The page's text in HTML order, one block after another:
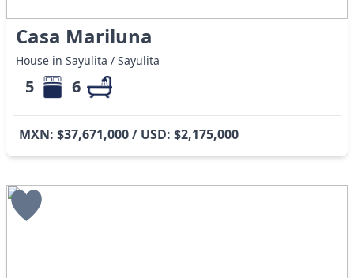
Casa Mariluna
House in Sayulita / Sayulita
5 6
MXN: $37,671,000 / USD: $2,175,000